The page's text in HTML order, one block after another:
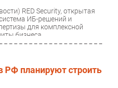
RED Security, открытая
ИБ-решений и
для комплексной
бизнеса,
итоги
РФ планируют строить